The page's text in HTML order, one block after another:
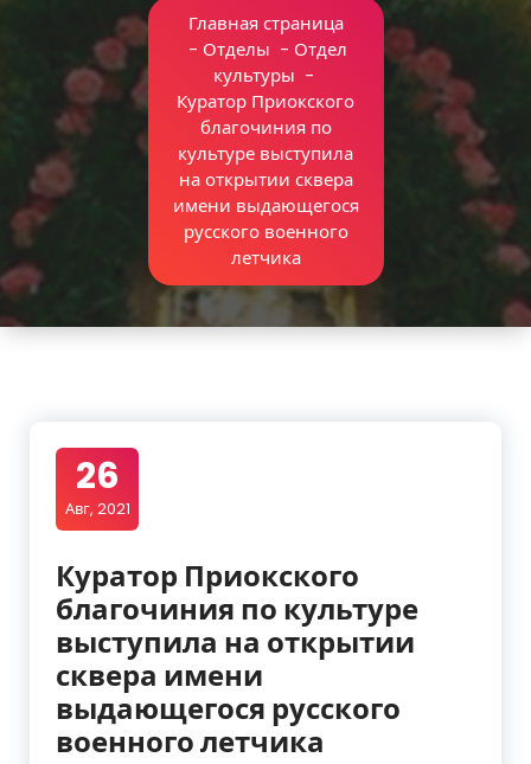
Главная страница
- Отделы - Отдел
культуры -
Куратор Приокского
благочиния по
культуре выступила
на открытии сквера
имени выдающегося
русского военного
летчика
26
Авг, 2021
Куратор Приокского
благочиния по культуре
выступила на открытии
сквера имени
выдающегося русского
военного летчика